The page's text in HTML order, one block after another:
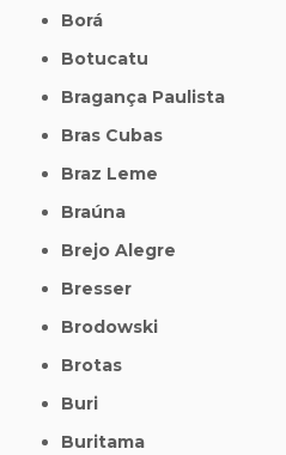
Borá
Botucatu
Bragança Paulista
Bras Cubas
Braz Leme
Braúna
Brejo Alegre
Bresser
Brodowski
Brotas
Buri
Buritama